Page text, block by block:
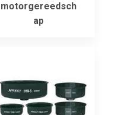
motorgereedsch
ap